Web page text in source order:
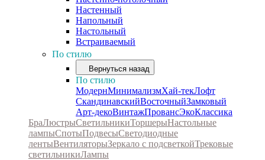
Настенный
Напольный
Настольный
Встраиваемый
По стилю
Вернуться назад
По стилю
МодернМинимализмХай-текЛофт
СкандинавскийВосточныйЗамковый
Арт-декоВинтажПровансЭкоКлассика
БраЛюстрыСветильникиТоршерыНастольные
лампыСпотыПодвесыСветодиодные
лентыВентиляторыЗеркало с подсветкойТрековые
светильникиЛампы